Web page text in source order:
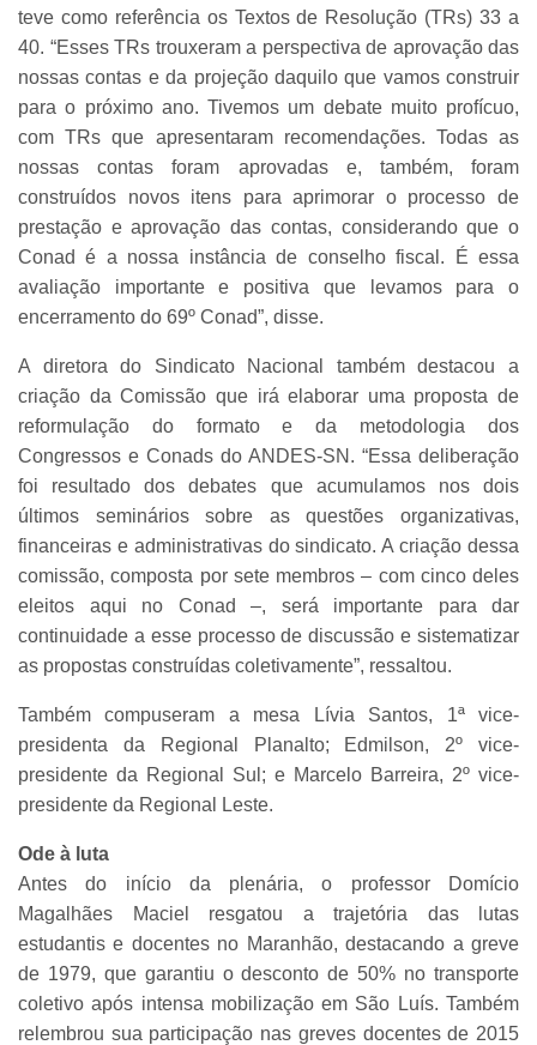
teve como referência os Textos de Resolução (TRs) 33 a
40. “Esses TRs trouxeram a perspectiva de aprovação das
nossas contas e da projeção daquilo que vamos construir
para o próximo ano. Tivemos um debate muito profícuo,
com TRs que apresentaram recomendações. Todas as
nossas contas foram aprovadas e, também, foram
construídos novos itens para aprimorar o processo de
prestação e aprovação das contas, considerando que o
Conad é a nossa instância de conselho fiscal. É essa
avaliação importante e positiva que levamos para o
encerramento do 69º Conad”, disse.
A diretora do Sindicato Nacional também destacou a
criação da Comissão que irá elaborar uma proposta de
reformulação do formato e da metodologia dos
Congressos e Conads do ANDES-SN. “Essa deliberação
foi resultado dos debates que acumulamos nos dois
últimos seminários sobre as questões organizativas,
financeiras e administrativas do sindicato. A criação dessa
comissão, composta por sete membros – com cinco deles
eleitos aqui no Conad –, será importante para dar
continuidade a esse processo de discussão e sistematizar
as propostas construídas coletivamente”, ressaltou.
Também compuseram a mesa Lívia Santos, 1ª vice-
presidenta da Regional Planalto; Edmilson, 2º vice-
presidente da Regional Sul; e Marcelo Barreira, 2º vice-
presidente da Regional Leste.
Ode à luta
Antes do início da plenária, o professor Domício
Magalhães Maciel resgatou a trajetória das lutas
estudantis e docentes no Maranhão, destacando a greve
de 1979, que garantiu o desconto de 50% no transporte
coletivo após intensa mobilização em São Luís. Também
relembrou sua participação nas greves docentes de 2015